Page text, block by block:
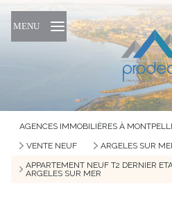
MENU
AGENCES IMMOBILIÈRES À
VENTE NEUF
ARGELES SUR
APPARTEMENT NEUF T2 DERNIER
ARGELES SUR MER